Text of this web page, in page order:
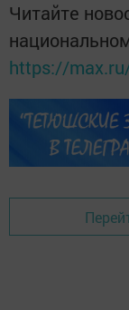
Читайте
https://